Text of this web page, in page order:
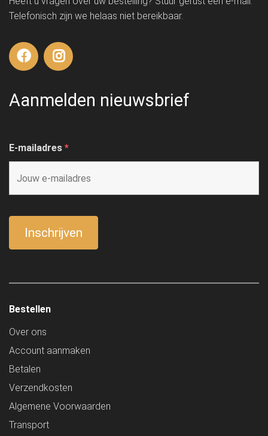
Telefonisch zijn we helaas niet bereikbaar.
Aanmelden nieuwsbrief
E-mailadres *
Bestellen
Over ons
Account aanmaken
Betalen
Verzendkosten
Algemene Voorwaarden
Transport